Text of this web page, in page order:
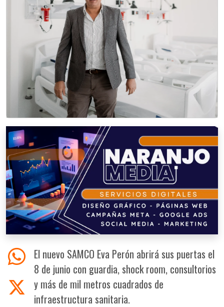
El nuevo SAMCO Eva Perón abrirá sus puertas el
8 de junio con guardia, shock room, consultorios
y más de mil metros cuadrados de
infraestructura sanitaria.